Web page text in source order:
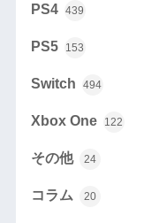
PS4 439
PS5 153
Switch 494
Xbox One 122
その他 24
コラム 20